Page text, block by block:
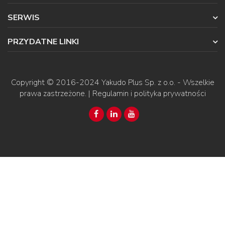
SERWIS
PRZYDATNE LINKI
Copyright © 2016-2024 Yakudo Plus Sp. z o.o. - Wszelkie
prawa zastrzeżone. | Regulamin i polityka prywatności